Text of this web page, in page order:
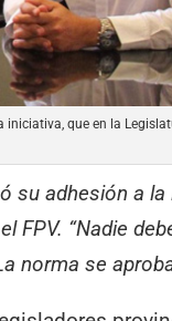
iniciativa, que en la
su adhesión a
FPV. “Nadie
norma se